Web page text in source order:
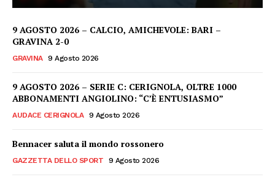
9 AGOSTO 2026 – CALCIO, AMICHEVOLE: BARI –
GRAVINA 2-0
GRAVINA 9 Agosto 2026
9 AGOSTO 2026 – SERIE C: CERIGNOLA, OLTRE 1000
ABBONAMENTI ANGIOLINO: “C’È ENTUSIASMO”
AUDACE CERIGNOLA 9 Agosto 2026
Bennacer saluta il mondo rossonero
GAZZETTA DELLO SPORT 9 Agosto 2026